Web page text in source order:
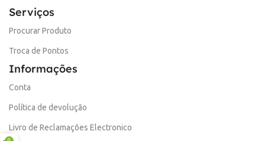
Serviços
Procurar Produto
Troca de Pontos
Informações
Conta
Política de devolução
Livro de Reclamações Electronico